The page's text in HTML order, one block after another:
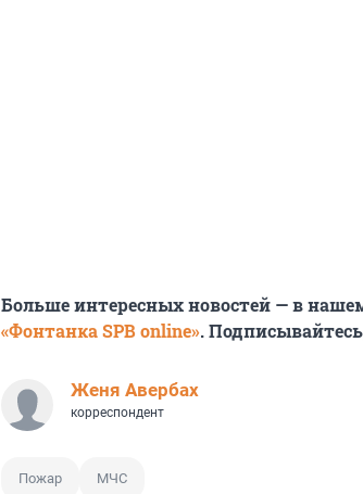
Больше интересных новостей — в
«Фонтанка SPB online».
Женя Авербах
корреспондент
Пожар МЧС